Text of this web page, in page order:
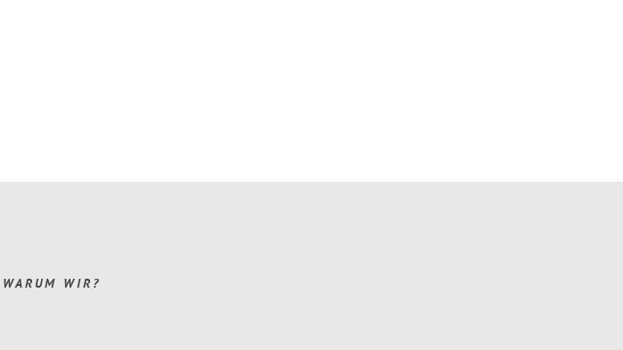
WARUM WIR?